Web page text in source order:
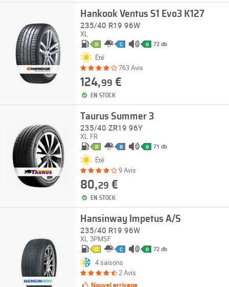
Hankook Ventus S1 Evo3 K127
235/40 R19 96W
XL
B C B 72 db
Été
763 Avis
124,99 €
EN STOCK
Taurus Summer 3
235/40 ZR19 96Y
XL FR
B B B 71 db
Été
9 Avis
80,29 €
EN STOCK
Hansinway Impetus A/S
235/40 R19 96W
XL 3PMSF
C C B 72 db
4 saisons
2 Avis
Nouvel arrivage